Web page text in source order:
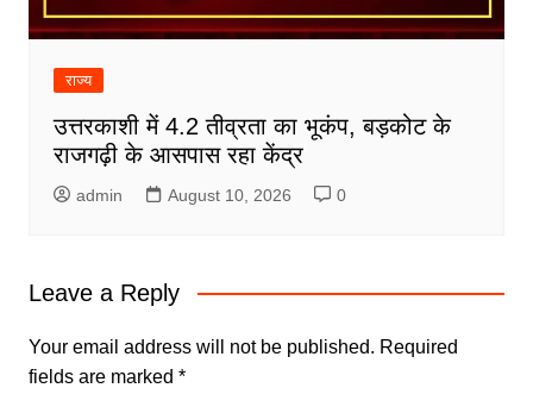
राज्य
उत्तरकाशी में 4.2 तीव्रता का भूकंप, बड़कोट के
राजगढ़ी के आसपास रहा केंद्र
admin August 10, 2026 0
Leave a Reply
Your email address will not be published. Required
fields are marked *